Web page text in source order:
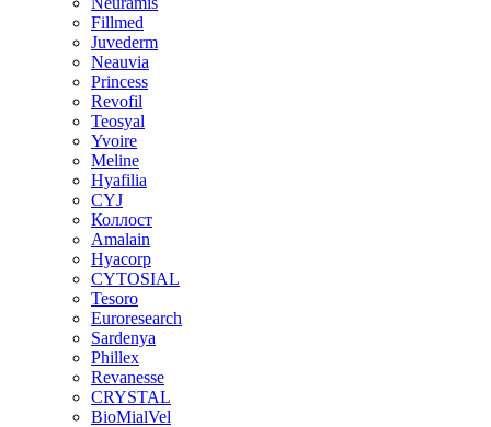
Fillmed
Juvederm
Neauvia
Princess
Revofil
Teosyal
Yvoire
Meline
Hyafilia
CYJ
Коллост
Amalain
Hyacorp
CYTOSIAL
Tesoro
Euroresearch
Sardenya
Phillex
Revanesse
CRYSTAL
BioMialVel